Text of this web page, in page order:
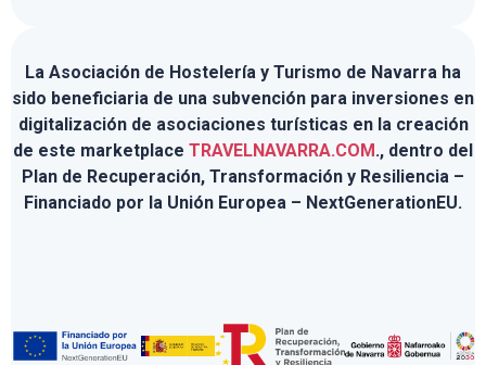
La Asociación de Hostelería y Turismo de Navarra ha
sido beneficiaria de una subvención para inversiones en
digitalización de asociaciones turísticas en la creación
de este marketplace TRAVELNAVARRA.COM., dentro del
Plan de Recuperación, Transformación y Resiliencia –
Financiado por la Unión Europea – NextGenerationEU.